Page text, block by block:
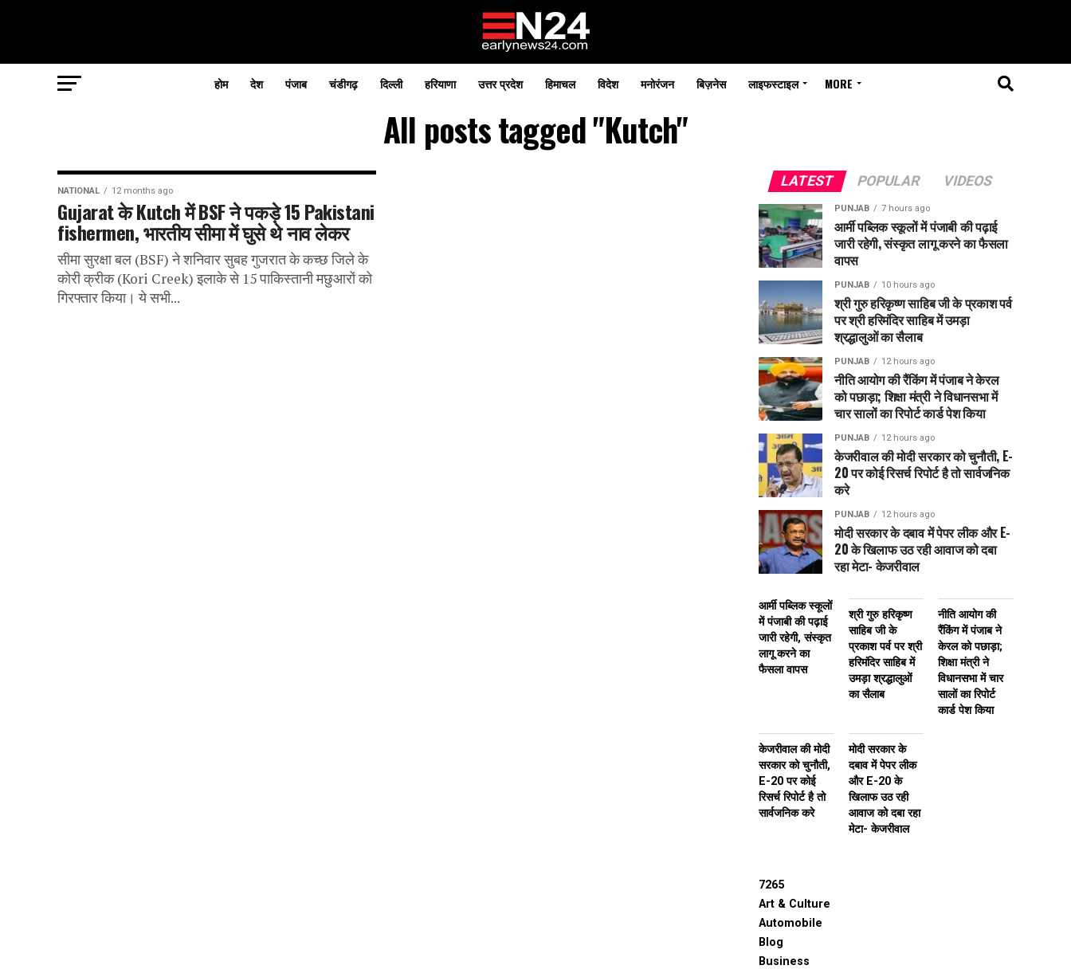
होम देश पंजाब चंडीगढ़ दिल्ली हरियाणा उत्तर प्रदेश हिमाचल विदेश मनोरंजन बिज़नेस लाइफस्टाइल MORE
All posts tagged "Kutch"
NATIONAL 12 months ago
Gujarat के Kutch में BSF ने पकड़े 15 Pakistani
fishermen, भारतीय सीमा में घुसे थे नाव लेकर
सीमा सुरक्षा बल (BSF) ने शनिवार सुबह गुजरात के कच्छ जिले के
कोरी क्रीक (Kori Creek) इलाके से 15 पाकिस्तानी मछुआरों को
गिरफ्तार किया। ये सभी...
LATEST POPULAR VIDEOS
PUNJAB 7 hours ago
आर्मी पब्लिक स्कूलों में पंजाबी की पढ़ाई
जारी रहेगी, संस्कृत लागू करने का फैसला
वापस
PUNJAB 10 hours ago
श्री गुरु हरिकृष्ण साहिब जी के प्रकाश पर्व
पर श्री हरिमंदिर साहिब में उमड़ा
श्रद्धालुओं का सैलाब
PUNJAB 12 hours ago
नीति आयोग की रैंकिंग में पंजाब ने केरल
को पछाड़ा; शिक्षा मंत्री ने विधानसभा में
चार सालों का रिपोर्ट कार्ड पेश किया
PUNJAB 12 hours ago
केजरीवाल की मोदी सरकार को चुनौती, E-
20 पर कोई रिसर्च रिपोर्ट है तो सार्वजनिक
करे
PUNJAB 12 hours ago
मोदी सरकार के दबाव में पेपर लीक और E-
20 के खिलाफ उठ रही आवाज को दबा
रहा मेटा- केजरीवाल
आर्मी पब्लिक स्कूलों
में पंजाबी की पढ़ाई
जारी रहेगी, संस्कृत
लागू करने का
फैसला वापस
श्री गुरु हरिकृष्ण
साहिब जी के
प्रकाश पर्व पर श्री
हरिमंदिर साहिब में
उमड़ा श्रद्धालुओं
का सैलाब
नीति आयोग की
रैंकिंग में पंजाब ने
केरल को पछाड़ा;
शिक्षा मंत्री ने
विधानसभा में चार
सालों का रिपोर्ट
कार्ड पेश किया
केजरीवाल की मोदी
सरकार को चुनौती,
E-20 पर कोई
रिसर्च रिपोर्ट है तो
सार्वजनिक करे
मोदी सरकार के
दबाव में पेपर लीक
और E-20 के
खिलाफ उठ रही
आवाज को दबा रहा
मेटा- केजरीवाल
7265
Art & Culture
Automobile
Blog
Business